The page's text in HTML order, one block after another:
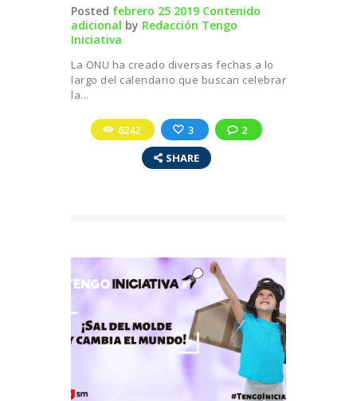
Posted febrero 25 2019 Contenido
adicional by Redacción Tengo
Iniciativa
La ONU ha creado diversas fechas a lo
largo del calendario que buscan celebrar
la...
6242 3
2
SHARE